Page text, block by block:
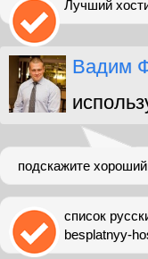
Лучший
Вадим
подскажите
список
besplatnyy-